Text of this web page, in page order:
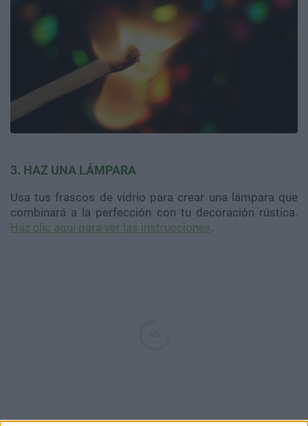
3. HAZ UNA LÁMPARA
Usa tus frascos de vidrio para crear una lámpara que
combinará a la perfección con tu decoración rústica.
Haz clic aquí para ver las instrucciones.